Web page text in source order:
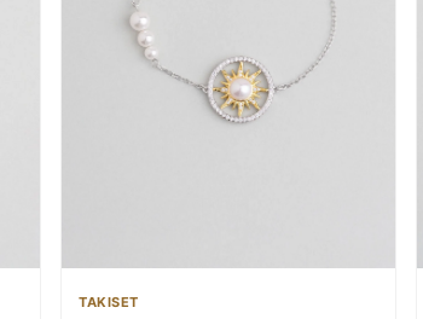
TAKISET